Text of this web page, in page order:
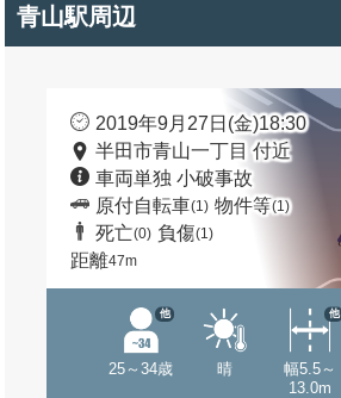
青山駅周辺
2019年9月27日(金)18:30
半田市青山一丁目 付近
車両単独 小破事故
原付自転車(1) 物件等(1)
死亡(0) 負傷(1)
距離47m
25～34歳
他
晴
幅5.5～
13.0m
他